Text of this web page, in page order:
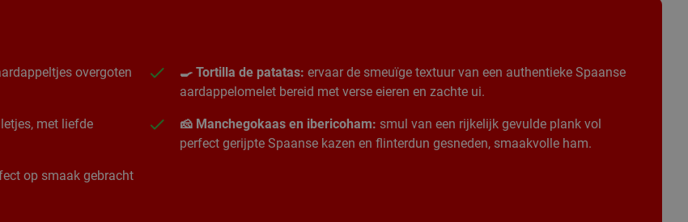
overgoten
met liefde
op smaak gebracht
🍳 Tortilla de patatas: ervaar de smeuïge textuur van een authentieke Spaanse
aardappelomelet bereid met verse eieren en zachte ui.
🧀 Manchegokaas en ibericoham: smul van een rijkelijk gevulde plank vol
perfect gerijpte Spaanse kazen en flinterdun gesneden, smaakvolle ham.